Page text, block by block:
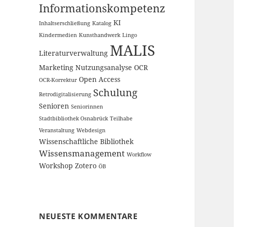
Informationskompetenz
Inhaltserschließung Katalog KI
Kindermedien Kunsthandwerk Lingo
Literaturverwaltung MALIS
Marketing Nutzungsanalyse OCR
OCR-Korrektur Open Access
Retrodigitalisierung Schulung
Senioren Seniorinnen
Stadtbibliothek Osnabrück Teilhabe
Veranstaltung Webdesign
Wissenschaftliche Bibliothek
Wissensmanagement Workflow
Workshop Zotero ÖB
NEUESTE KOMMENTARE